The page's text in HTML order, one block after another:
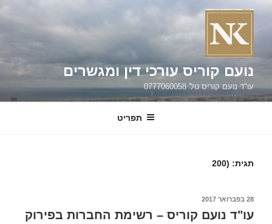
דילוג
נועם קוריס עורכי דין ומגשרים
עו"ד נועם קוריס טל' 0777060058
תפריט
תגית: (200
פורסם
28 בפברואר 2017
עו"ד נועם קוריס – רשימת החברות בפירוק